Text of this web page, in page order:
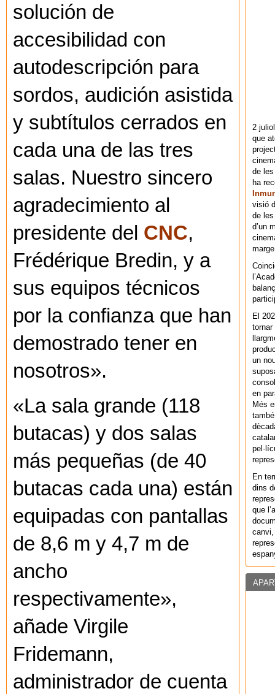
solución de
accesibilidad con
autodescripción para
sordos, audición asistida
y subtítulos cerrados en
cada una de las tres
salas. Nuestro sincero
agradecimiento al
presidente del CNC,
Frédérique Bredin, y a
sus equipos técnicos
por la confianza que han
demostrado tener en
nosotros».
«La sala grande (118
butacas) y dos salas
más pequeñas (de 40
butacas cada una) están
equipadas con pantallas
de 8,6 m y 4,7 m de
ancho
respectivamente»,
añade Virgile
Fridemann,
administrador de cuenta
2
que
de
ha
visió
de
d’un
El
un
en
Més
En
dins
que
canvi,